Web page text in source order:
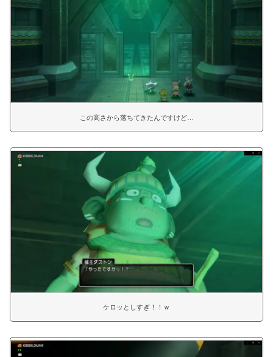
この高さから落ちてきたんですけど…
ケロッとしすぎ！！ｗ